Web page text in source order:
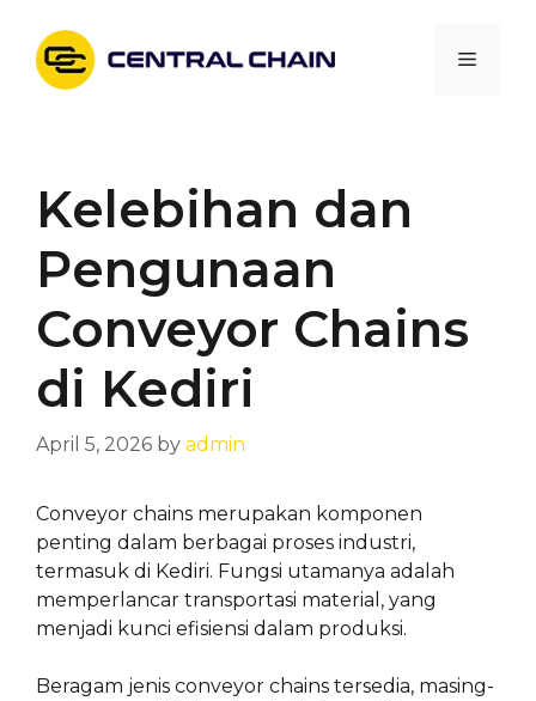
content
Menu
Kelebihan dan
Pengunaan
Conveyor Chains
di Kediri
April 5, 2026 by admin
Conveyor chains merupakan komponen
penting dalam berbagai proses industri,
termasuk di Kediri. Fungsi utamanya adalah
memperlancar transportasi material, yang
menjadi kunci efisiensi dalam produksi.
Beragam jenis conveyor chains tersedia, masing-